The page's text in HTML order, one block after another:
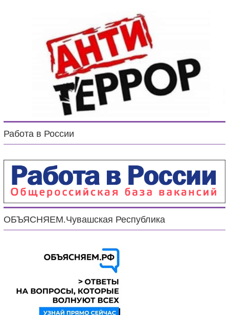
Работа в России
ОБЪЯСНЯЕМ.Чувашская Республика